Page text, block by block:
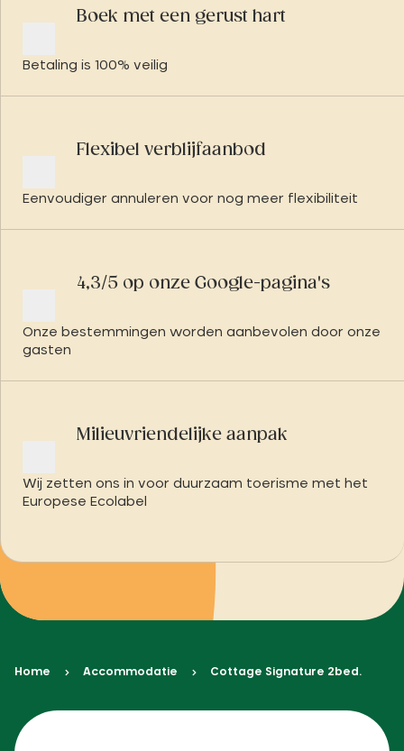
Boek met een gerust hart
Betaling is 100% veilig
Flexibel verblijfaanbod
Eenvoudiger annuleren voor nog meer flexibiliteit
4,3/5 op onze Google-pagina's
Onze bestemmingen worden aanbevolen door onze
gasten
Milieuvriendelijke aanpak
Wij zetten ons in voor duurzaam toerisme met het
Europese Ecolabel
Home Accommodatie Cottage Signature 2bed.